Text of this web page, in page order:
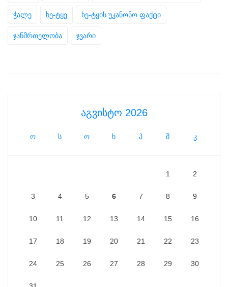
ჭალე ხე-ტყე ხე-ტყის უკანონო ფაქტი
ჯანმრთელობა ჯვარი
აგვისტო 2026
ო ს ო ხ პ შ კ
1 2
3 4 5 6 7 8 9
10 11 12 13 14 15 16
17 18 19 20 21 22 23
24 25 26 27 28 29 30